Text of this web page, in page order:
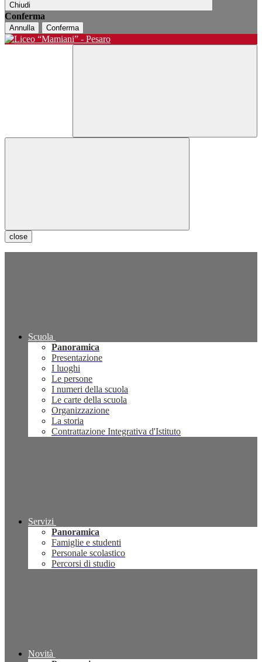
Chiudi
Conferma
Annulla Conferma
close
Scuola
Panoramica
Presentazione
I luoghi
Le persone
I numeri della scuola
Le carte della scuola
Organizzazione
La storia
Contrattazione Integrativa d'Istituto
Servizi
Panoramica
Famiglie e studenti
Personale scolastico
Percorsi di studio
Novità